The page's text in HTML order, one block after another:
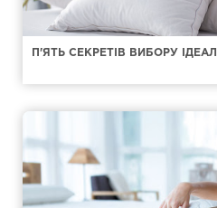
П'ЯТЬ СЕКРЕТІВ ВИБОРУ